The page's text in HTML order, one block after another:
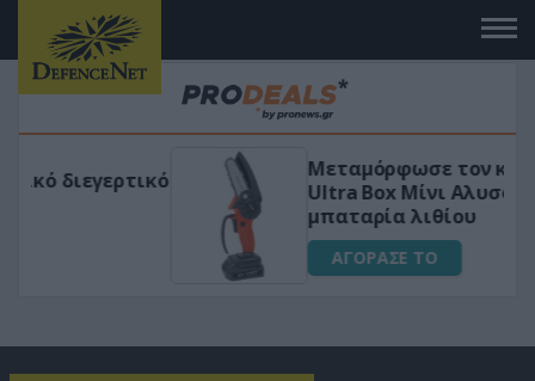
Μεταμόρφωσε τον κήπο σου με το
Ultra Box Μίνι Αλυσοπρίονο με
μπαταρία λιθίου
ΑΓΟΡΑΣΕ ΤΟ